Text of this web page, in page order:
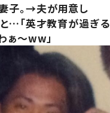
子。→夫が用意し
…「英才教育が過ぎる
ぁ～ww」